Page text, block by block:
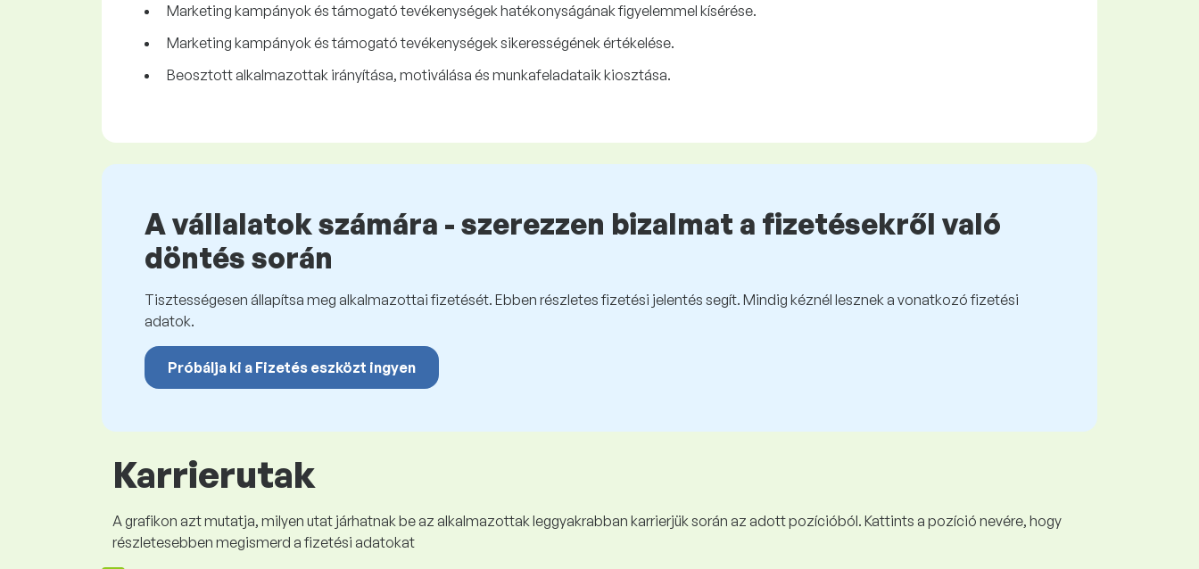
Marketing kampányok és támogató tevékenységek hatékonyságának figyelemmel kísérése.
Marketing kampányok és támogató tevékenységek sikerességének értékelése.
Beosztott alkalmazottak irányítása, motiválása és munkafeladataik kiosztása.
A vállalatok számára - szerezzen bizalmat a fizetésekről való
döntés során
Tisztességesen állapítsa meg alkalmazottai fizetését. Ebben részletes fizetési jelentés segít. Mindig kéznél lesznek a vonatkozó fizetési
adatok.
Próbálja ki a Fizetés eszközt ingyen
Karrierutak
A grafikon azt mutatja, milyen utat járhatnak be az alkalmazottak leggyakrabban karrierjük során az adott pozícióból. Kattints a pozíció nevére, hogy
részletesebben megismerd a fizetési adatokat